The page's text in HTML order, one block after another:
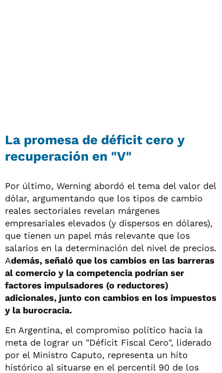
La promesa de déficit cero y
recuperación en "V"
Por último, Werning abordó el tema del valor del
dólar, argumentando que los tipos de cambio
reales sectoriales revelan márgenes
empresariales elevados (y dispersos en dólares),
que tienen un papel más relevante que los
salarios en la determinación del nivel de precios.
Además, señaló que los cambios en las barreras
al comercio y la competencia podrían ser
factores impulsadores (o reductores)
adicionales, junto con cambios en los impuestos
y la burocracia.
En Argentina, el compromiso político hacia la
meta de lograr un "Déficit Fiscal Cero", liderado
por el Ministro Caputo, representa un hito
histórico al situarse en el percentil 90 de los